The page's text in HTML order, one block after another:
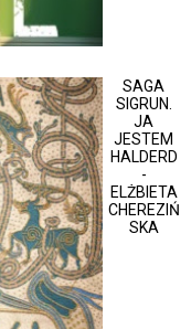
SAGA
SIGRUN.
JA
JESTEM
HALDERD
-
ELŻBIETA
CHEREZIŃ
SKA